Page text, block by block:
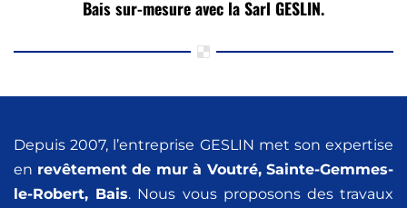
Bais sur-mesure avec la Sarl GESLIN.
Depuis 2007, l’entreprise GESLIN met son expertise
en revêtement de murà Voutré, Sainte-Gemmes-
le-Robert, Bais. Nous vous proposons des travaux